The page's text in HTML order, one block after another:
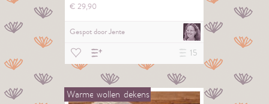
€29,90
Gespot doorJente
15
Warme wollen dekens